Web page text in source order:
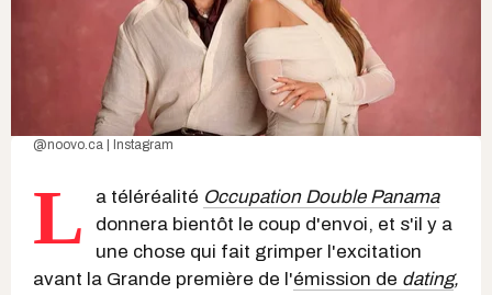
@noovo.ca | Instagram
L a téléréalité Occupation Double Panama
donnera bientôt le coup d'envoi, et s'il y a
une chose qui fait grimper l'excitation
avant la Grande première de l'émission de dating,